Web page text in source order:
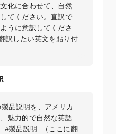
化に合わせて、自然
てください。直訳で
うに意訳してくださ
訳したい英文を貼り付
品説明を、アメリカ
魅力的で自然な英語
#製品説明 （ここに翻